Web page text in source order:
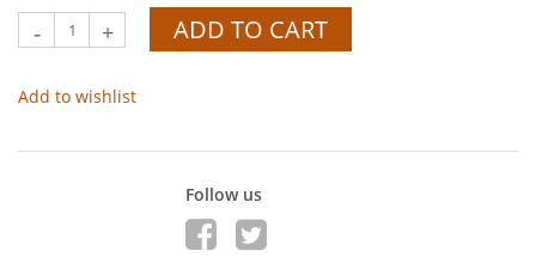
- + ADD TO CART
Add to wishlist
Follow us